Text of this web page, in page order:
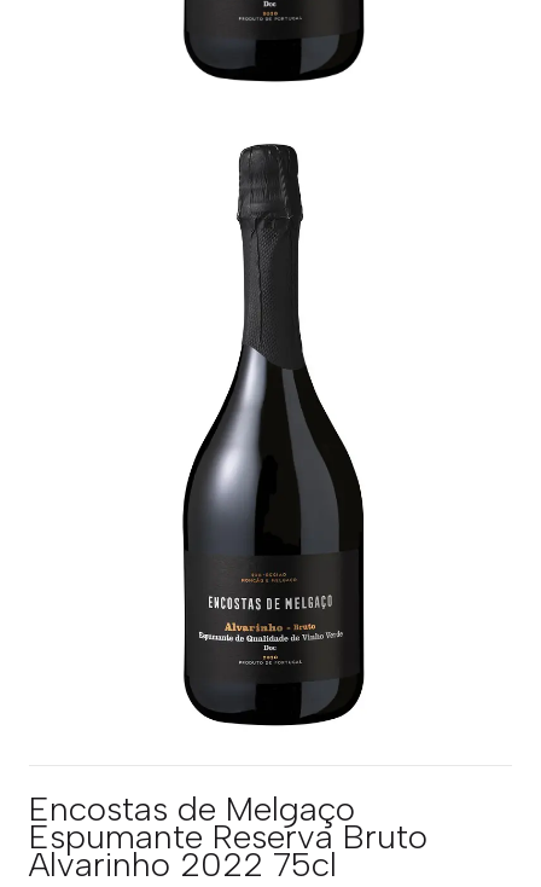
Encostas de Melgaço
Espumante Reserva Bruto
Alvarinho 2022 75cl